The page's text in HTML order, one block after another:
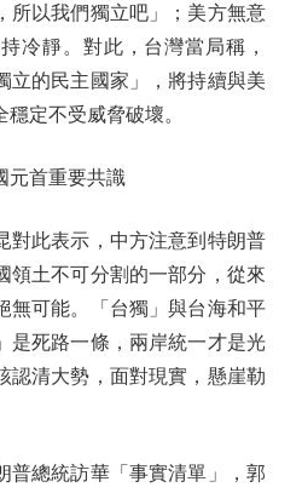
所以我們獨立吧」；美方無意
冷靜。對此，台灣當局稱，
立的民主國家」，將持續與美
定不受威脅破壞。
首重要共識
此表示，中方注意到特朗普
領土不可分割的一部分，從來
無可能。「台獨」與台海和平
是死路一條，兩岸統一才是光
認清大勢，面對現實，懸崖勒
總統訪華「事實清單」，郭